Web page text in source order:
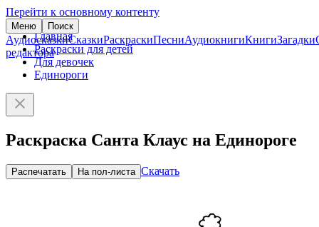
Перейти к основному контенту
Меню Поиск
АудиосказкиСказкиРаскраскиПесниАудиокнигиКнигиЗагадки
редактора
Главная
Раскраски для детей
Для девочек
Единороги
Раскраска Санта Клаус на Единороге
Распечатать На пол-листа Скачать